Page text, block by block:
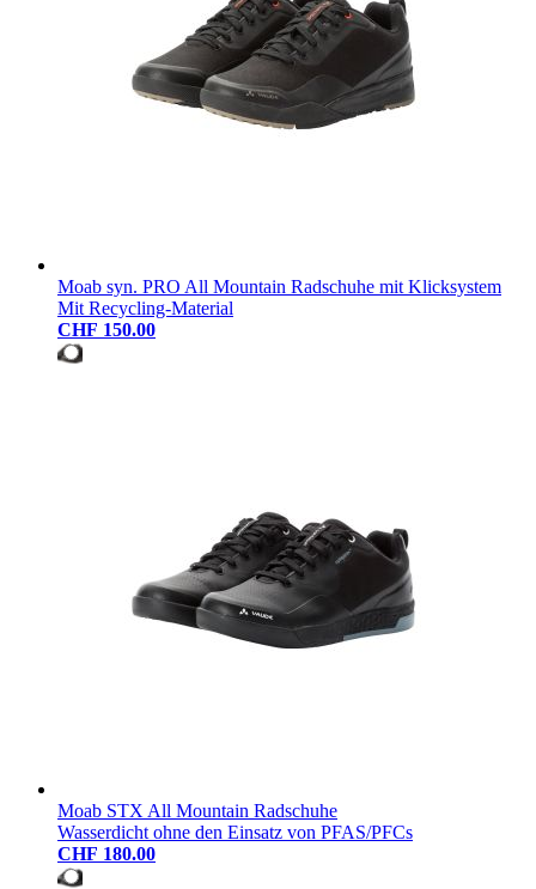
Moab syn. PRO All Mountain Radschuhe mit Klicksystem
Mit Recycling-Material
CHF 150.00
Moab STX All Mountain Radschuhe
Wasserdicht ohne den Einsatz von PFAS/PFCs
CHF 180.00